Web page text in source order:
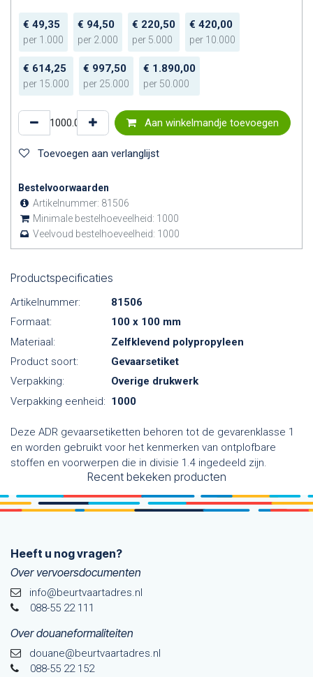
€ 49,35
per 1.000
€ 94,50
per 2.000
€ 220,50
per 5.000
€ 420,00
per 10.000
€ 614,25
per 15.000
€ 997,50
per 25.000
€ 1.890,00
per 50.000
Aan winkelmandje toevoegen
Toevoegen aan verlanglijst
Bestelvoorwaarden
Artikelnummer: 81506
Minimale bestelhoeveelheid: 1000
Veelvoud bestelhoeveelheid: 1000
Productspecificaties
Artikelnummer:
81506
Formaat:
100 x 100 mm
Materiaal:
Zelfklevend polypropyleen
Product soort:
Gevaarsetiket
Verpakking:
Overige drukwerk
Verpakking eenheid: 1000
Deze ADR gevaarsetiketten behoren tot de gevarenklasse 1
en worden gebruikt voor het kenmerken van ontplofbare
stoffen en voorwerpen die in divisie 1.4 ingedeeld zijn.
Recent bekeken producten
Heeft u nog vragen?
Over vervoersdocumenten
info@beurtvaartadres.nl
088-55 22 111
Over douaneformaliteiten
douane@beurtvaarta​dres.nl
088-55 22 152